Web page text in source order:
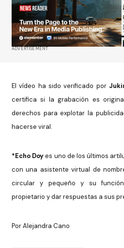
ADVERTISEMENT
El vídeo ha sido verificado por
certificasi la grabación es
derechos paraexplotar la
hacerse viral.
*Echo Doyes uno de los últimos
con una asistente virtual de
circular y pequeño y su
propietario y darrespuestas a sus
Por Alejandra Cano